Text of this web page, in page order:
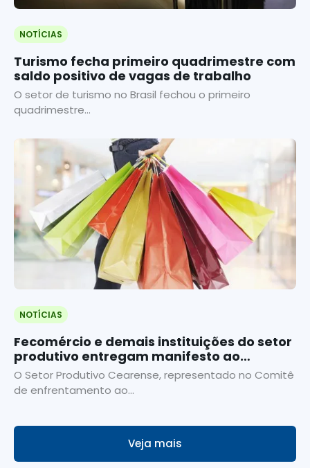
NOTÍCIAS
Turismo fecha primeiro quadrimestre com
saldo positivo de vagas de trabalho
O setor de turismo no Brasil fechou o primeiro
quadrimestre...
NOTÍCIAS
Fecomércio e demais instituições do setor
produtivo entregam manifesto ao
Governo do Ceará
O Setor Produtivo Cearense, representado no Comitê
de enfrentamento ao...
Veja mais